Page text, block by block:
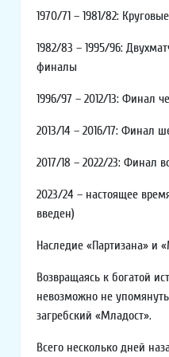
1970/71 – 1981/82:
1982/83 – 1995/96:
финалы
1996/97 – 2012/13: Финал
2013/14 – 2016/17: Финал
2017/18 – 2022/23: Финал
2023/24 – настоящее
введен)
Наследие «Партизана» и
Возвращаясь к богатой
невозможно не
загребский «Младост».
Всего несколько дней